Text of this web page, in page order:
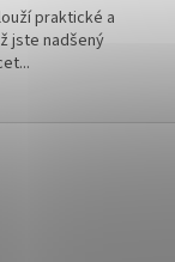
praktické a
jste nadšený